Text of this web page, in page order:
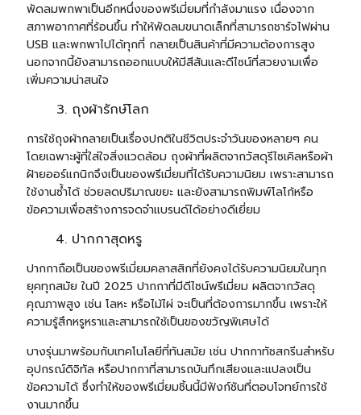
พัดลมพกพาเป็นอีกหนึ่งของพรีเมี่ยมที่กำลังมาแรง เนื่องจาก
สภาพอากาศที่ร้อนขึ้น ทำให้พัดลมขนาดเล็กที่สามารถชาร์จไฟผ่าน
USB และพกพาไปได้ทุกที่ กลายเป็นสินค้าที่มีความต้องการสูง
นอกจากนี้ยังสามารถออกแบบให้มีสีสันและดีไซน์ที่สวยงามเพื่อ
เพิ่มความน่าสนใจ
ถุงผ้ารักษ์โลก
การใช้ถุงผ้ากลายเป็นเรื่องปกติในชีวิตประจำวันของหลายๆ คน
โดยเฉพาะผู้ที่ใส่ใจสิ่งแวดล้อม ถุงผ้าที่ผลิตจากวัสดุรีไซเคิลหรือผ้า
ฝ้ายออร์แกนิกจึงเป็นของพรีเมี่ยมที่ได้รับความนิยม เพราะสามารถ
ใช้งานซ้ำได้ ช่วยลดปริมาณขยะ และยังสามารถพิมพ์โลโก้หรือ
ข้อความเพื่อสร้างการจดจำแบรนด์ได้อย่างดีเยี่ยม
ปากกาสุดหรู
ปากกาถือเป็นของพรีเมี่ยมคลาสสิกที่ยังคงได้รับความนิยมในทุก
ยุคทุกสมัย ในปี 2025 ปากกาที่มีดีไซน์พรีเมี่ยม ผลิตจากวัสดุ
คุณภาพสูง เช่น โลหะ หรือไม้ไผ่ จะเป็นที่ต้องการมากขึ้น เพราะให้
ความรู้สึกหรูหราและสามารถใช้เป็นของขวัญพิเศษได้
บางรุ่นมาพร้อมกับเทคโนโลยีที่ทันสมัย เช่น ปากกาทัชสกรีนสำหรับ
อุปกรณ์ดิจิทัล หรือปากกาที่สามารถบันทึกเสียงและแปลงเป็น
ข้อความได้ ซึ่งทำให้ของพรีเมี่ยมชิ้นนี้มีฟังก์ชันที่ตอบโจทย์การใช้
งานมากขึ้น